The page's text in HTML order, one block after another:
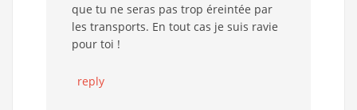
que tu ne seras pas trop éreintée par
les transports. En tout cas je suis ravie
pour toi !
reply